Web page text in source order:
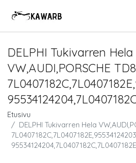
DELPHI Tukivarren Hela
VW,AUDI,PORSCHE
Etusivu
DELPHI Tukivarren Hela
7L0407182C,7L0407182E,95534124203
95534124204,7L0407182C,7L0407182E